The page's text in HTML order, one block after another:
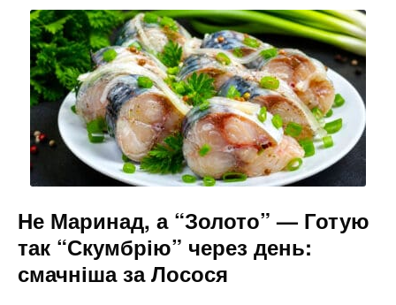
Не Маринад, а “Золото” — Готую
так “Скумбрію” через день:
смачніша за Лосося